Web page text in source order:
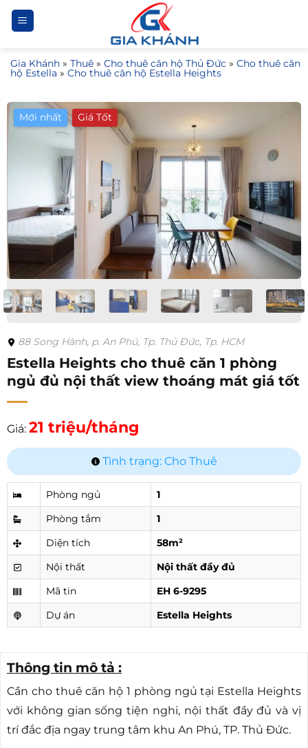
Bỏ
qua
dung
Gia Khánh » Thuê » Cho thuê căn hộ Thủ Đức » Cho thuê căn
hộ Estella » Cho thuê căn hộ Estella Heights
Mới nhất Giá Tốt
88 Song Hành, p. An Phú, Tp. Thủ Đức, Tp. HCM
Estella Heights cho thuê căn 1 phòng
ngủ đủ nội thất view thoáng mát giá tốt
Giá: 21 triệu/tháng
Tình trạng: Cho Thuê
Phòng ngủ
1
Phòng tắm
1
Diện tích
58m²
Nội thất
Nội thất đầy đủ
Mã tin
EH 6-9295
Dự án
Estella Heights
Thông tin mô tả :
Cần cho thuê căn hộ 1 phòng ngủ tại Estella Heights
với không gian sống tiện nghi, nội thất đầy đủ và vị
trí đắc địa ngay trung tâm khu An Phú, TP. Thủ Đức.